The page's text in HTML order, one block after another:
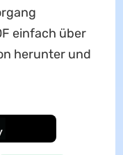
einfach über
herunter und